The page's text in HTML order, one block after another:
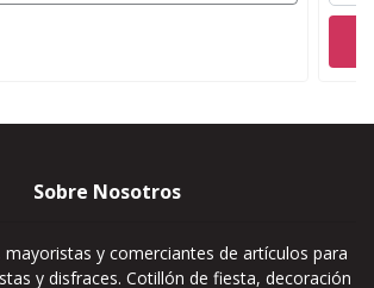
Sobre Nosotros
y comerciantes de artículos para
y disfraces. Cotillón de fiesta, decoración